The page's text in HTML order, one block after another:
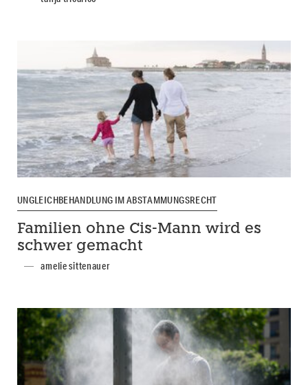
UNGLEICHBEHANDLUNG IM ABSTAMMUNGSRECHT
Familien ohne Cis-Mann wird es
schwer gemacht
amelie sittenauer